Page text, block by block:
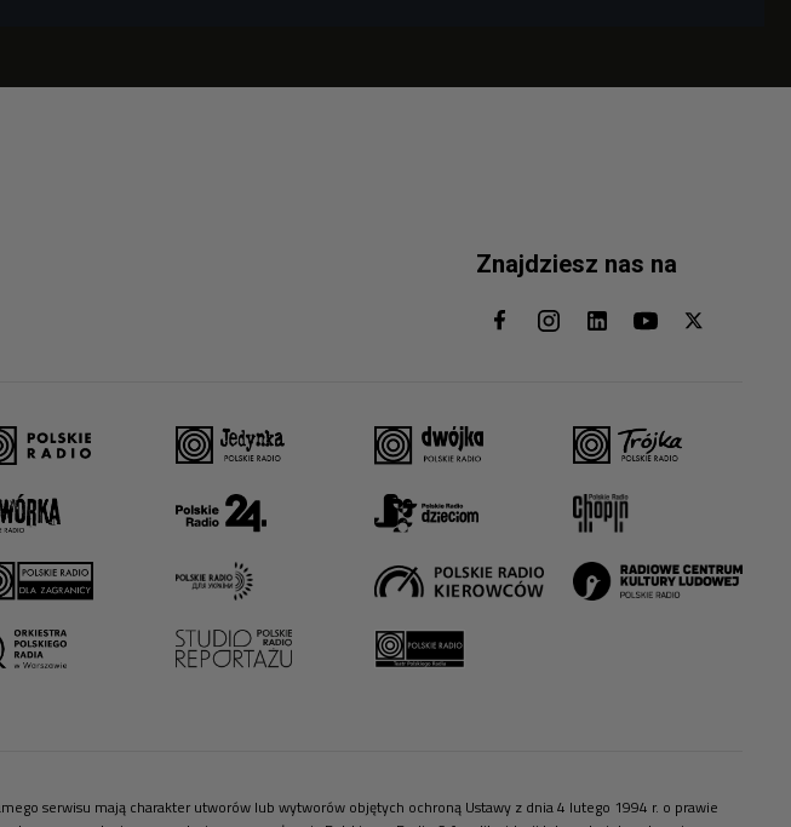
Znajdziesz nas na
serwisu mają charakter utworów lub wytworów objętych ochroną Ustawy z dnia 4 lutego 1994 r. o prawie